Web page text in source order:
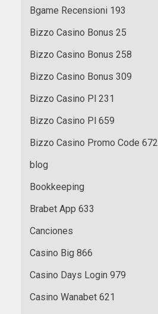
Bgame Recensioni 193
Bizzo Casino Bonus 25
Bizzo Casino Bonus 258
Bizzo Casino Bonus 309
Bizzo Casino Pl 231
Bizzo Casino Pl 659
Bizzo Casino Promo Code 672
blog
Bookkeeping
Brabet App 633
Canciones
Casino Big 866
Casino Days Login 979
Casino Wanabet 621